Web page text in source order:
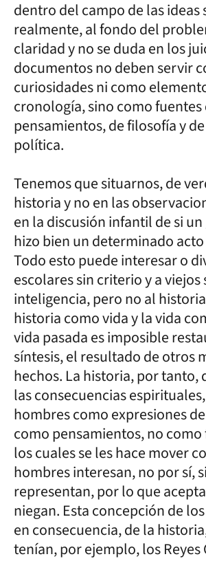
dentro del campo de las ideas
realmente, al fondo del
claridad y no se duda en los
documentos no deben servir
curiosidades ni como
cronología, sino como fuentes
pensamientos, de filosofía y
política.
Tenemos que situarnos, de
historia y no en las
en la discusión infantil de si
hizo bien un determinado
Todo esto puede interesar o
escolares sin criterio y a viejos
inteligencia, pero no al
historia como vida y la vida
vida pasada es imposible
síntesis, el resultado de otros
hechos. La historia, por tanto,
las consecuencias
hombres como expresiones
como pensamientos, no como
los cuales se les hace mover
hombres interesan, no por sí,
representan, por lo que
niegan. Esta concepción de
en consecuencia, de la
tenían, por ejemplo, los Reyes